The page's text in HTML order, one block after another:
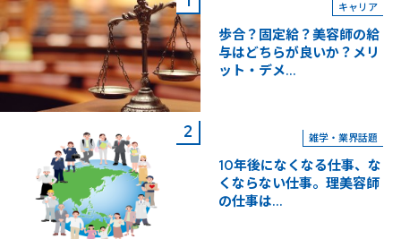
キャリア
歩合？固定給？美容師の給
与はどちらが良いか？メリ
ット・デメ...
雑学・業界話題
10年後になくなる仕事、な
くならない仕事。理美容師
の仕事は...